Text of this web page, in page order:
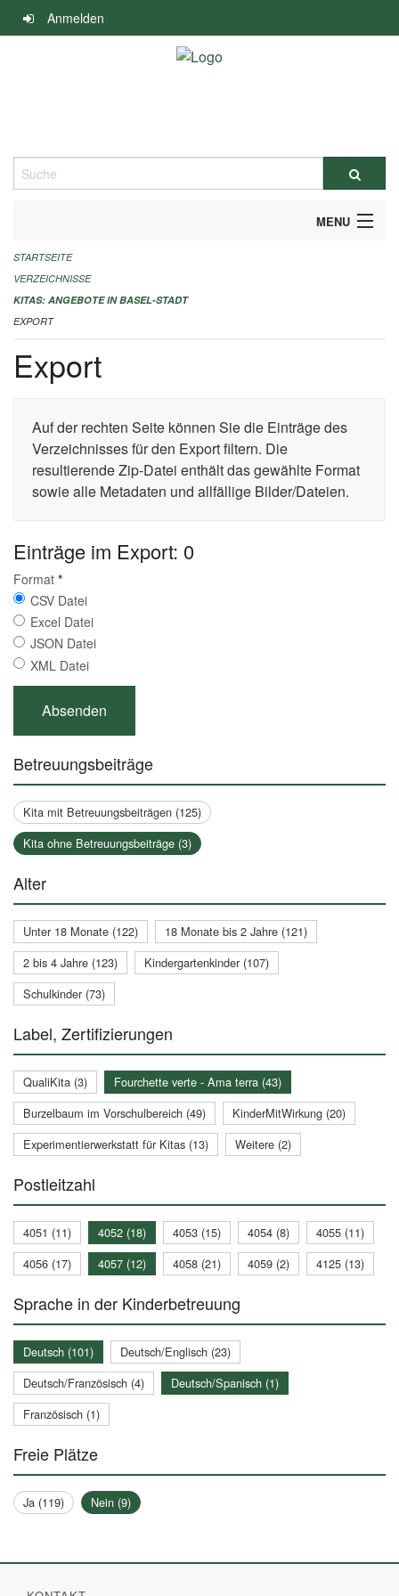
Navigation
überspringen
Anmelden
Suche
MENU
ALLGEMEINE INFORMATIONEN
IMPRESSUM
STARTSEITE
VERZEICHNISSE
KITAS: ANGEBOTE IN BASEL-STADT
EXPORT
Export
Auf der rechten Seite können Sie die Einträge des
Verzeichnisses für den Export filtern. Die
resultierende Zip-Datei enthält das gewählte Format
sowie alle Metadaten und allfällige Bilder/Dateien.
Einträge im Export: 0
Format *
CSV Datei
Excel Datei
JSON Datei
XML Datei
Betreuungsbeiträge
Kita mit Betreuungsbeiträgen (125)
Kita ohne Betreuungsbeiträge (3)
Alter
Unter 18 Monate (122)
18 Monate bis 2 Jahre (121)
2 bis 4 Jahre (123)
Kindergartenkinder (107)
Schulkinder (73)
Label, Zertifizierungen
QualiKita (3)
Fourchette verte - Ama terra (43)
Burzelbaum im Vorschulbereich (49)
KinderMitWirkung (20)
Experimentierwerkstatt für Kitas (13)
Weitere (2)
Postleitzahl
4051 (11) 4052 (18) 4053 (15) 4054 (8)
4055 (11)
4056 (17)
4057 (12) 4058 (21) 4059 (2) 4125 (13)
Sprache in der Kinderbetreuung
Deutsch (101)
Deutsch/Englisch (23)
Deutsch/Französisch (4)
Deutsch/Spanisch (1)
Französisch (1)
Freie Plätze
Ja (119) Nein (9)